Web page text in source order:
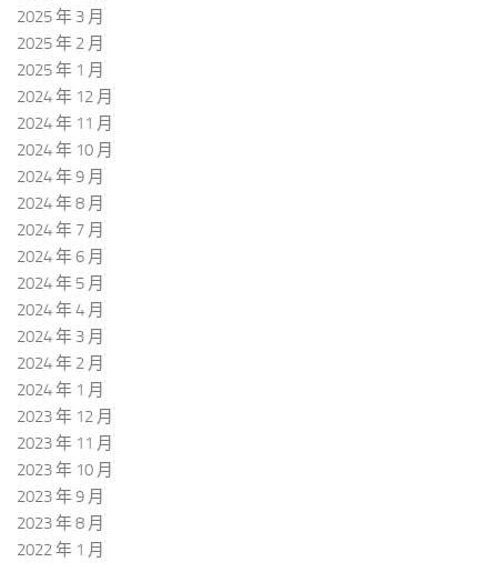
2025 年 3 月
2025 年 2 月
2025 年 1 月
2024 年 12 月
2024 年 11 月
2024 年 10 月
2024 年 9 月
2024 年 8 月
2024 年 7 月
2024 年 6 月
2024 年 5 月
2024 年 4 月
2024 年 3 月
2024 年 2 月
2024 年 1 月
2023 年 12 月
2023 年 11 月
2023 年 10 月
2023 年 9 月
2023 年 8 月
2022 年 1 月